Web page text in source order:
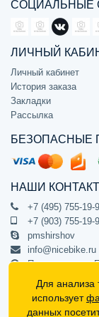
СОЦИАЛЬНЫЕ
ЛИЧНЫЙ
Личный кабинет
История заказа
Закладки
Рассылка
БЕЗОПАСНЫЕ
НАШИ
+7 (495) 755-19-
+7 (903) 755-19-
pmshirshov
info@nicebike.ru
Прием звонков
ПВЗ Пн-Пт с 10:00
г. Москва, ул.
подъезд 1,
Для анализа
использует
данных